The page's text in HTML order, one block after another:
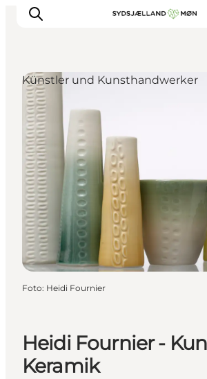
Erleben
Städte und Orte
Events
Essen
Unterkunft
Reise planen
Heidi Fournier -
Keramik
Künstler und Kunsthandwerker
Foto: Heidi Fournier